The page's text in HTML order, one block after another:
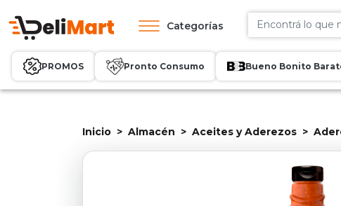
Categorías
PROMOS Pronto Consumo Bueno Bonito
Inicio Almacén Aceites y Aderezos